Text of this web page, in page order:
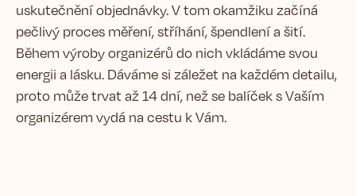
uskutečnění objednávky. V tom okamžiku začíná
pečlivý proces měření, stříhání, špendlení a šití.
Během výroby organizérů do nich vkládáme svou
energii a lásku. Dáváme si záležet na každém detailu,
proto může trvat až 14 dní, než se balíček s Vaším
organizérem vydá na cestu k Vám.